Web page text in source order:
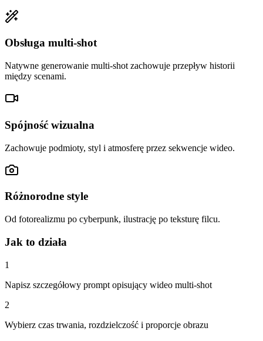
Obsługa multi-shot
Natywne generowanie multi-shot zachowuje przepływ historii
między scenami.
Spójność wizualna
Zachowuje podmioty, styl i atmosferę przez sekwencje wideo.
Różnorodne style
Od fotorealizmu po cyberpunk, ilustrację po teksturę filcu.
Jak to działa
1
Napisz szczegółowy prompt opisujący wideo multi-shot
2
Wybierz czas trwania, rozdzielczość i proporcje obrazu